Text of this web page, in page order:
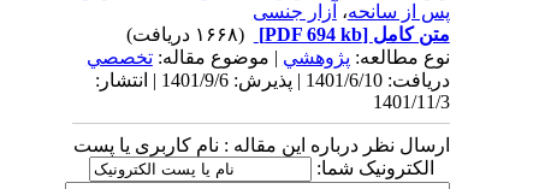
پس از سانحه،آزار جنسی
متن کامل[PDF 694 kb]
نوع مطالعه:پژوهشي| موضوع مقاله:تخصصي
دریافت: 1401/6/10 | پذیرش: 1401/9/6 | انتشار:
1401/11/3
ارسال نظر درباره این مقاله : نام کاربری یا پست
الکترونیک شما: